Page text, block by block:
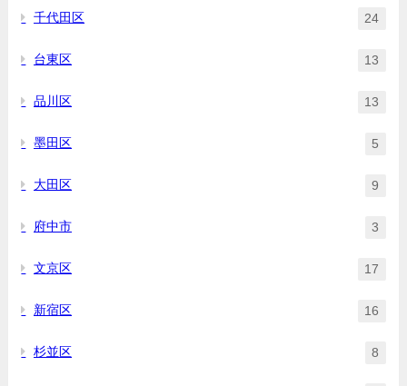
千代田区 24
台東区 13
品川区 13
墨田区 5
大田区 9
府中市 3
文京区 17
新宿区 16
杉並区 8